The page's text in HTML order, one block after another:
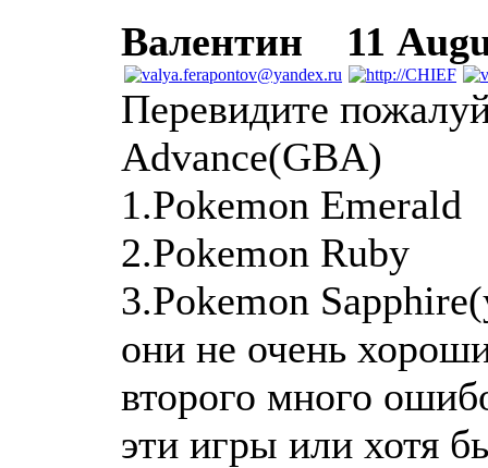
Валентин
11
Перевидите
Advance(GBA)
1.Pokemon Emerald
2.Pokemon Ruby
3.Pokemon
они не очень
второго много
эти игры или хотя